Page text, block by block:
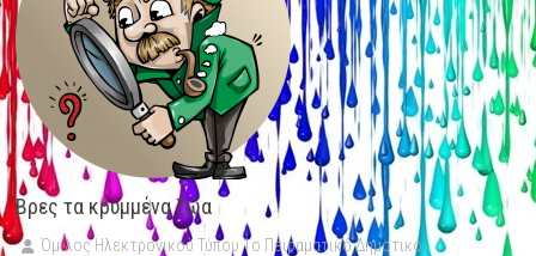
Βρες τα κρυμμένα ζώα
Όμιλος Ηλεκτρονικού Τύπου 1ο Πειραματικό Δημοτικό